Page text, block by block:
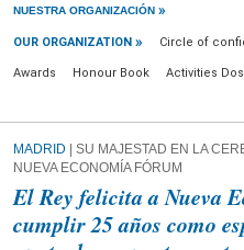
NUESTRA ORGANIZACIÓN
Our Organization
OUR ORGANIZATION Circle of
Awards Honour Book Activities
MADRID | SU MAJESTAD EN LA
NUEVA ECONOMÍA FÓRUM
El Rey felicita a Nueva
cumplir 25 años como